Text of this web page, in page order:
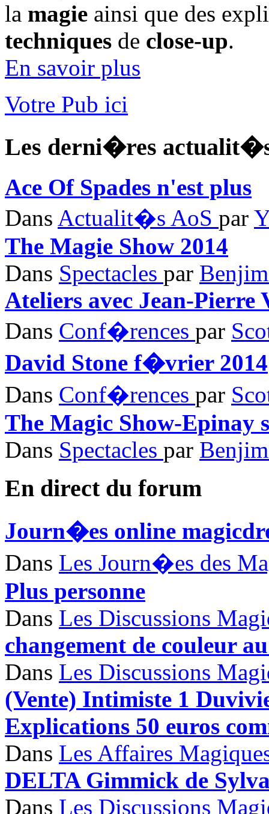
la magie ainsi que des
techniques de close-up.
En savoir plus
Votre Pub ici
Les derni�res
Ace Of Spades n'est plus
Dans Actualit�s AoS par
The Magie Show 2014
Dans Spectacles par
Ateliers avec Jean-
Dans Conf�rences par
David Stone f�vrier 2014
Dans Conf�rences par
The Magic Show-Epinay
Dans Spectacles par
En direct du forum
Journ�es online
Dans Les Journ�es des
Plus personne
Dans Les Discussions
changement de couleur
Dans Les Discussions
(Vente) Intimiste 1
Explications 50 euros
Dans Les Affaires
DELTA Gimmick de
Dans Les Discussions